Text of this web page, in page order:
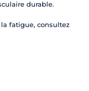
durable.
fatigue, consultez